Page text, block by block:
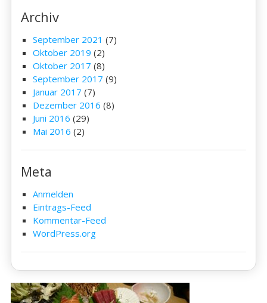
Archiv
September 2021 (7)
Oktober 2019 (2)
Oktober 2017 (8)
September 2017 (9)
Januar 2017 (7)
Dezember 2016 (8)
Juni 2016 (29)
Mai 2016 (2)
Meta
Anmelden
Eintrags-Feed
Kommentar-Feed
WordPress.org